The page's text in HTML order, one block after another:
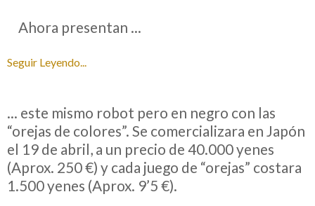
Ahora presentan ...
Seguir Leyendo...
... este mismo robot pero en negro con las
“orejas de colores”. Se comercializara en Japón
el 19 de abril, a un precio de 40.000 yenes
(Aprox. 250 €) y cada juego de “orejas” costara
1.500 yenes (Aprox. 9’5 €).